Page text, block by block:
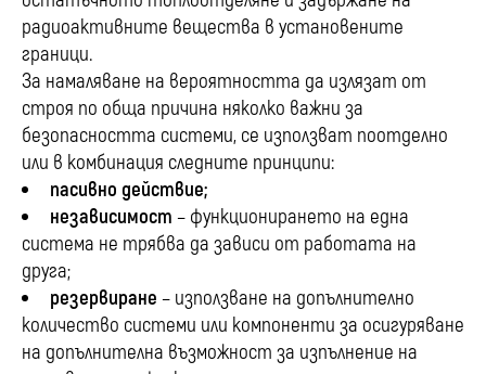
радиоактивните вещества в установените
граници.
За намаляване на вероятността да излязат от
строя по обща причина няколко важни за
безопасността системи, се използват поотделно
или в комбинация следните принципи:
пасивно действие;
независимост – функционирането на една
система не трябва да зависи от работата на
друга;
резервиране – използване на допълнително
количество системи или компоненти за осигуряване
на допълнителна възможност за изпълнение на